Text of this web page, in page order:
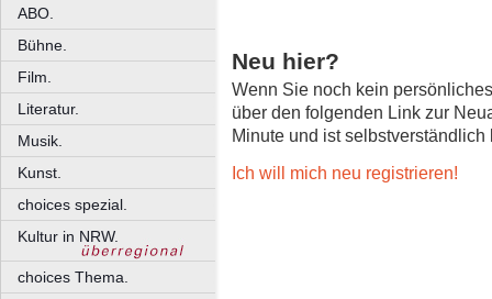
ABO.
Bühne.
Film.
Literatur.
Musik.
Kunst.
choices spezial.
Kultur in NRW.
choices Thema.
Neu hier?
Wenn Sie noch kein
über den folgenden Link zur
Minute und ist selbstverständlich
Ich will mich neu registrieren!